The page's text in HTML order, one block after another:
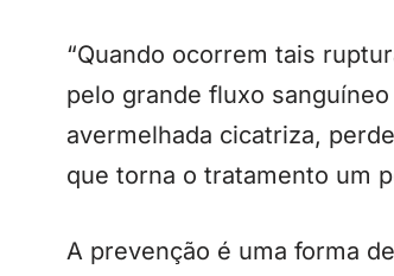
“Quando ocorrem tais
pelo grande fluxo
avermelhada cicatriza,
que torna o tratamento um
A prevenção é uma forma